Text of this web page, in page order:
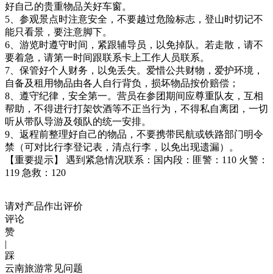
好自己的贵重物品关好车窗。
5、参观景点时注意安全，不要越过危险标志，登山时切记不
能只看景，要注意脚下。
6、游览时遵守时间，紧跟辅导员，以免掉队。若走散，请不
要着急，请第一时间跟联系卡上工作人员联系。
7、保管好个人财务，以免丢失。爱惜公共财物，爱护环境，
自备及租用物品由各人自行背负，损坏物品按价赔偿；
8、遵守纪律，安全第一。营员在参团期间应尊重队友，互相
帮助，不得进行打架饮酒等不正当行为，不得私自离团，一切
听从带队导游及领队的统一安排。
9、返程前整理好自己的物品，不要携带民航或铁路部门明令
禁（可对比行李登记表，清点行李，以免出现遗漏）。
【重要提示】 遇到紧急情况联系：国内段：匪警：110 火警：
119 急救：120
请对产品作出评价
评论
赞
|
踩
云南旅游常见问题